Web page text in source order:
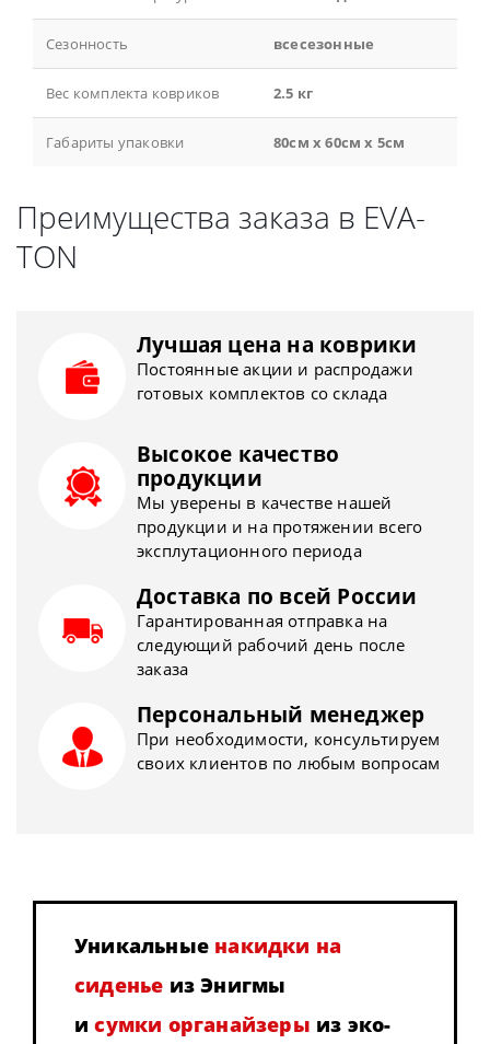
Сезонность всесезонные
Вес комплекта ковриков 2.5 кг
Габариты упаковки 80см x 60см x 5см
Преимущества заказа в EVA-
TON
Лучшая цена на коврики
Постоянные акции и распродажи
готовых комплектов со склада
Высокое качество
продукции
Мы уверены в качестве нашей
продукции и на протяжении всего
эксплутационного периода
Доставка по всей России
Гарантированная отправка на
следующий рабочий день после
заказа
Персональный менеджер
При необходимости, консультируем
своих клиентов по любым вопросам
Уникальные накидки на
сиденье из Энигмы
исумки органайзеры из эко-